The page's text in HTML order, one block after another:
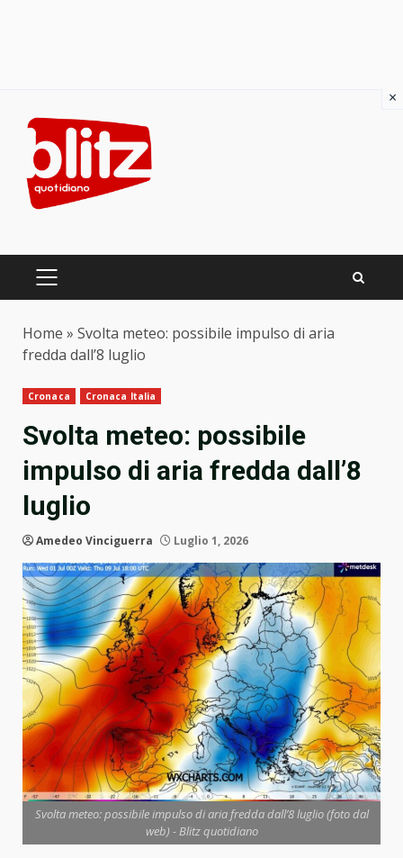
content
PRIMARY
Home » Svolta meteo: possibile impulso di aria
fredda dall’8 luglio
Cronaca Cronaca Italia
Svolta meteo: possibile
impulso di aria fredda dall’8
luglio
Amedeo Vinciguerra Luglio 1, 2026
Svolta meteo: possibile impulso di aria fredda dall’8 luglio (foto dal
web) - Blitz quotidiano
×